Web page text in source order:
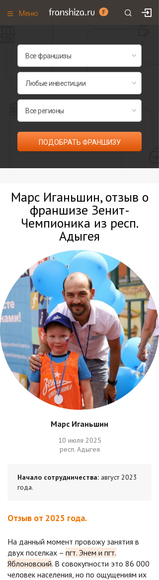
Меню
Франшизы по категориям
ПОДОБРАТЬ ФРАНШИЗУ
Марс Иганьшин, отзыв о
франшизе Зенит-
Чемпионика из респ.
Адыгея
Марс Иганьшин
10 июля 2025
респ. Адыгея
Начало сотрудничества: август 2023
года.
Отзыв от 2025 года.
На данный момент провожу занятия в
двух поселках – пгт. Энем и пгт.
Яблоновский. В совокупности это 86 000
человек населения, но по ощущениям их